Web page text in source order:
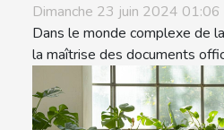
Dimanche 23 juin 2024 01:06
Dans le monde complexe de
la maîtrise des documents